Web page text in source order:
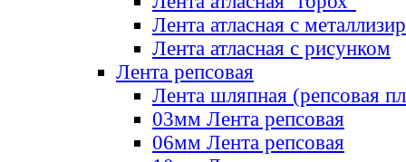
Лента атласная с
Лента атласная с рисунком
Лента репсовая
Лента шляпная (репсовая
03мм Лента репсовая
06мм Лента репсовая